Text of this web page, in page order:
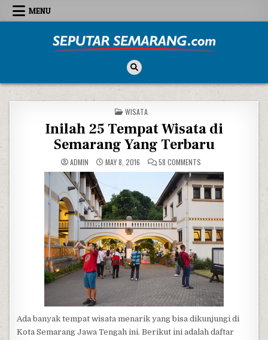
Skip to content
MENU
POSTED IN
WISATA
Inilah 25 Tempat Wisata di
Semarang Yang Terbaru
ADMIN MAY 8, 2016 58 COMMENTS
Ada banyak tempat wisata menarik yang bisa dikunjungi di
Kota Semarang Jawa Tengah ini. Berikut ini adalah daftar